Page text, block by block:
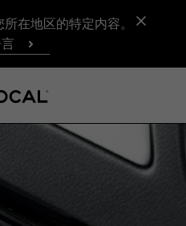
在地区的特定内容。